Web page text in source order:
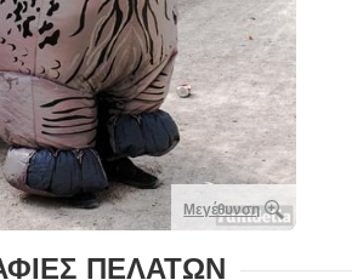
Μεγέθυνση
ΠΕΛΑΤΏΝ